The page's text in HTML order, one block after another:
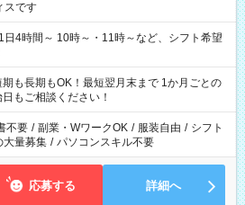
スです
4時間～ 10時～・11時～など、シフト希望
期も長期もOK！最短翌月末まで 1か月ごとの
もご相談ください！
不要 / 副業・WワークOK / 服装自由 / シフト
大量募集 / パソコンスキル不要
応募する 詳細へ